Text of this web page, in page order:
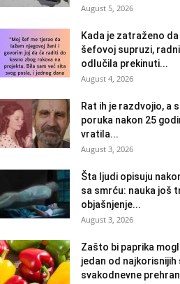
August 5, 2026
Kada je zatraženo
šefovoj supruzi,
odlučila prekinuti...
August 4, 2026
Rat ih je razdvojio, a
poruka nakon 25
vratila...
August 3, 2026
Šta ljudi opisuju
sa smrću: nauka još
objašnjenje...
August 3, 2026
Zašto bi paprika
jedan od
svakodnevne